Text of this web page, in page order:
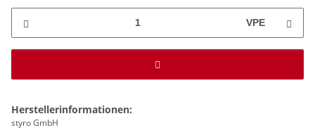
VPE
Herstellerinformationen:
styro GmbH